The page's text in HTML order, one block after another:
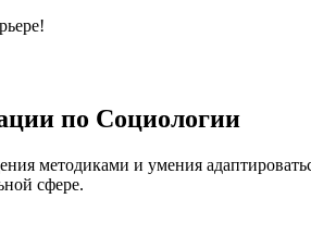
по Социологии
методиками и умения
сфере.